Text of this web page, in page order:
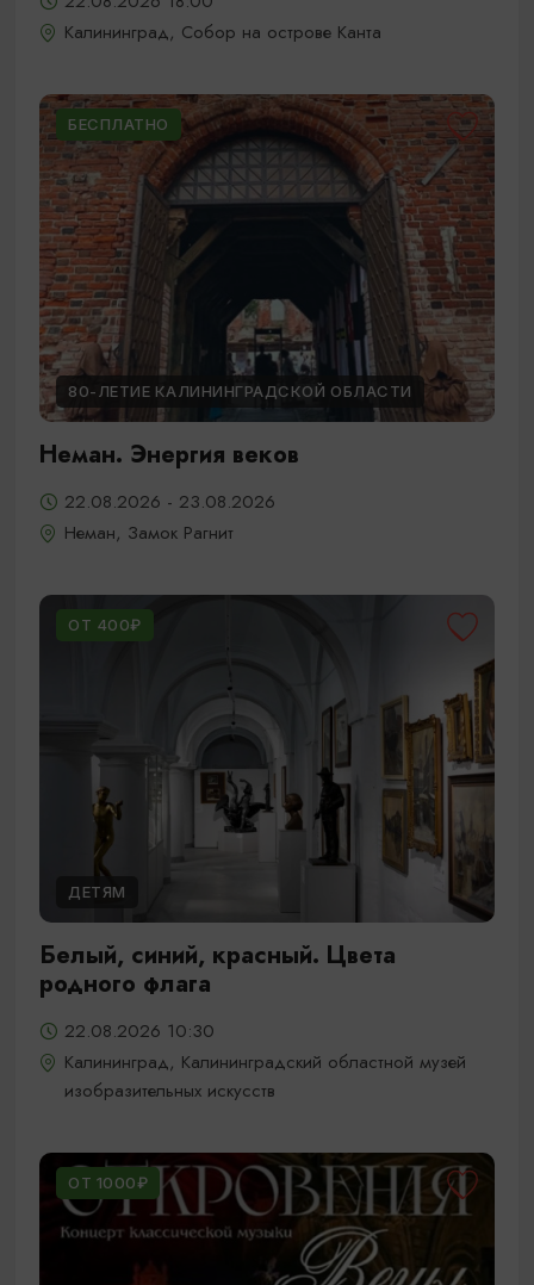
Калининград, Собор на острове Канта
БЕСПЛАТНО
80-ЛЕТИЕ КАЛИНИНГРАДСКОЙ ОБЛАСТИ
Неман. Энергия веков
22.08.2026 - 23.08.2026
Неман, Замок Рагнит
ОТ 400₽
ДЕТЯМ
Белый, синий, красный. Цвета
родного флага
22.08.2026 10:30
Калининград, Калининградский областной музей
изобразительных искусств
ОТ 1000₽